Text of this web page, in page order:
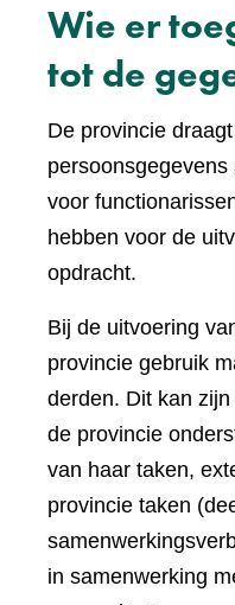
Wie er
tot de
De provincie
voor
hebben voor de
opdracht.
Bij de uitvoering
provincie gebruik
derden. Dit kan
de provincie
van haar taken,
provincie taken
in samenwerking